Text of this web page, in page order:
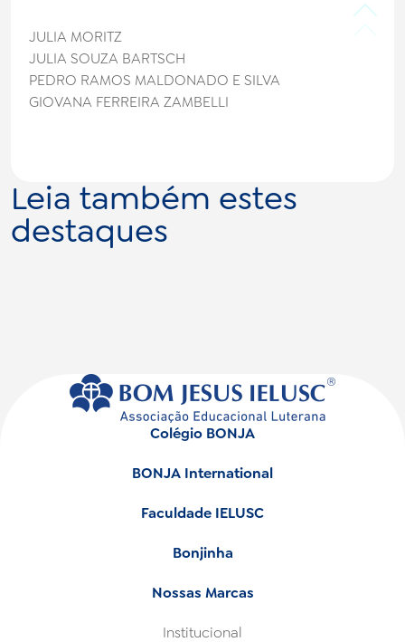
JULIA MORITZ
JULIA SOUZA BARTSCH
PEDRO RAMOS MALDONADO E SILVA
GIOVANA FERREIRA ZAMBELLI
Leia também estes
destaques
Colégio BONJA
BONJA International
Faculdade IELUSC
Bonjinha
Nossas Marcas
Institucional